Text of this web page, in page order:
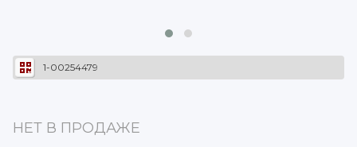
1-00254479
НЕТ В ПРОДАЖЕ